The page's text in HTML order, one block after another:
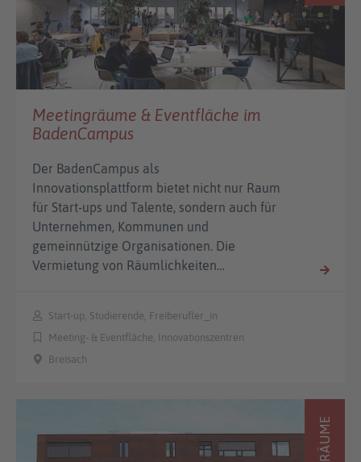
Meetingräume & Eventfläche im
BadenCampus
Der BadenCampus als
Innovationsplattform bietet nicht nur Raum
für Start-ups und Talente, sondern auch für
Unternehmen, Kommunen und
gemeinnützige Organisationen. Die
Vermietung von Räumlichkeiten…
Start-up, Studierende, Freiberufler_in
Meeting- & Eventfläche, Innovationszentren
Breisach
RÄUME